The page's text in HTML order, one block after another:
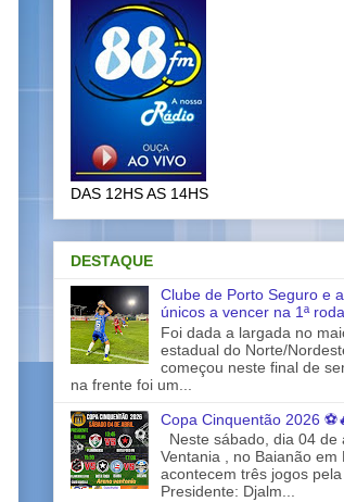
DAS 12HS AS 14HS
DESTAQUE
Clube de Porto Seguro e
únicos a vencer na 1ª
Foi dada a largada no
estadual do Norte/
começou neste final de
na frente foi um...
Copa Cinquentão 2026
Neste sábado, dia 04 de
Ventania , no Baianão em
acontecem três jogos
Presidente: Djalm...